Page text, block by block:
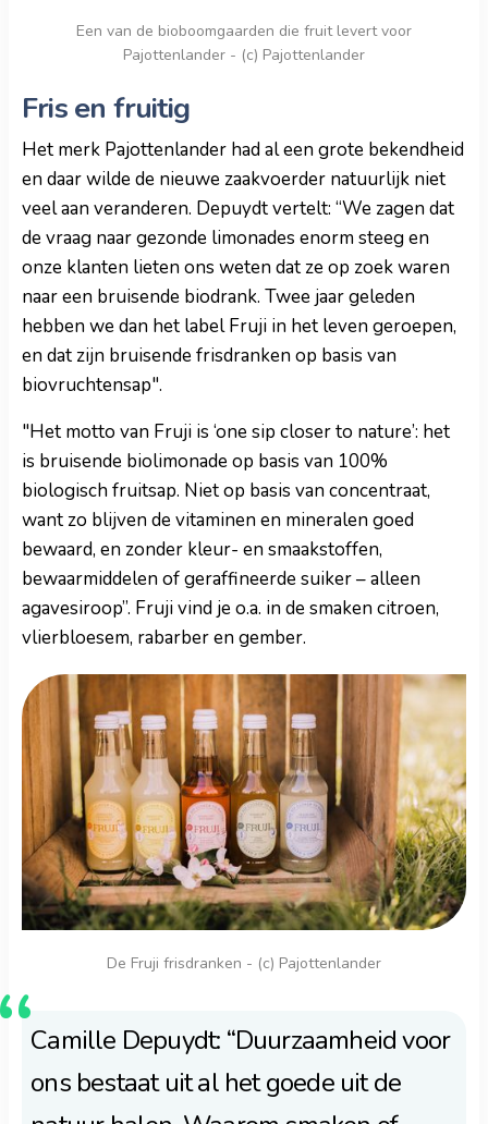
Een van de bioboomgaarden die fruit levert voor
Pajottenlander - (c) Pajottenlander
Fris en fruitig
Het merk Pajottenlander had al een grote bekendheid
en daar wilde de nieuwe zaakvoerder natuurlijk niet
veel aan veranderen. Depuydt vertelt: “We zagen dat
de vraag naar gezonde limonades enorm steeg en
onze klanten lieten ons weten dat ze op zoek waren
naar een bruisende biodrank. Twee jaar geleden
hebben we dan het label Fruji in het leven geroepen,
en dat zijn bruisende frisdranken op basis van
biovruchtensap".
"Het motto van Fruji is ‘one sip closer to nature’: het
is bruisende biolimonade op basis van 100%
biologisch fruitsap. Niet op basis van concentraat,
want zo blijven de vitaminen en mineralen goed
bewaard, en zonder kleur- en smaakstoffen,
bewaarmiddelen of geraffineerde suiker – alleen
agavesiroop”. Fruji vind je o.a. in de smaken citroen,
vlierbloesem, rabarber en gember.
De Fruji frisdranken - (c) Pajottenlander
Camille Depuydt: “Duurzaamheid voor
ons bestaat uit al het goede uit de